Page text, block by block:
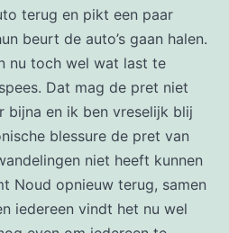
terug en pikt een paar
beurt de auto’s gaan halen.
nu toch wel wat last te
Dat mag de pret niet
bijna en ik ben vreselijk blij
blessure de pret van
niet heeft kunnen
Noud opnieuw terug, samen
iedereen vindt het nu wel